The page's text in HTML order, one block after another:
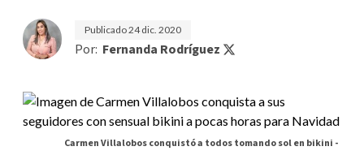
Publicado24 dic. 2020
Por: Fernanda Rodríguez
Carmen Villalobos conquistó a todos tomando sol en bikini -